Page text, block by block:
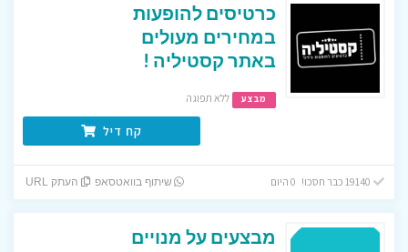
כרטיסים להופעות
במחירים מעולים
באתר קסטיליה !
מבצע ללא תפוגה
קח דיל
שיתוף בוואטסאפ העתק URL
מבצעים על מנויים